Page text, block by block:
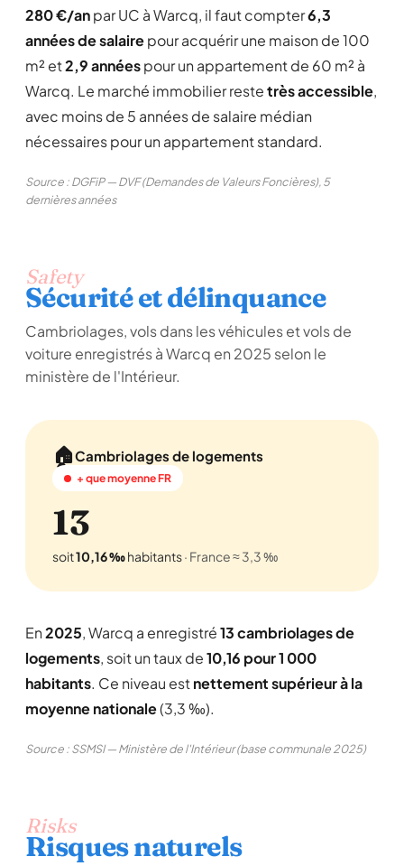
280 €/anpar UC à Warcq, il faut compter6,3
années de salairepour acquérir une maison de 100
m² et2,9 annéespour un appartement de 60 m² à
Warcq. Le marché immobilier restetrès accessible,
avec moins de 5 années de salaire médian
nécessaires pour un appartement standard.
Source : DGFiP — DVF (Demandes de Valeurs Foncières), 5
dernières années
Safety
Sécurité et délinquance
Cambriolages, vols dans les véhicules et vols de
voiture enregistrés à Warcq en 2025 selon le
ministère de l'Intérieur.
🏠Cambriolages de logements
+ que moyenne FR
13
soit10,16 ‰habitants· France ≈ 3,3 ‰
En2025, Warcq a enregistré13 cambriolages de
logements, soit un taux de10,16 pour 1 000
habitants. Ce niveau estnettement supérieur à la
moyenne nationale(3,3 ‰).
Source : SSMSI — Ministère de l'Intérieur (base communale 2025)
Risks
Risques naturels